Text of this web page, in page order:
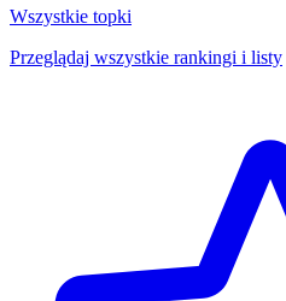
Wszystkie topki
Przeglądaj wszystkie rankingi i listy